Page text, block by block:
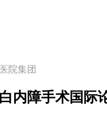
院集团
内障手术国际